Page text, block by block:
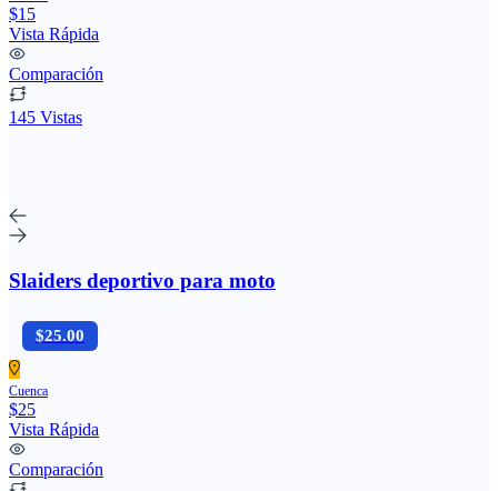
$15
Vista Rápida
Comparación
145 Vistas
Slaiders deportivo para moto
$25.00
Cuenca
$25
Vista Rápida
Comparación